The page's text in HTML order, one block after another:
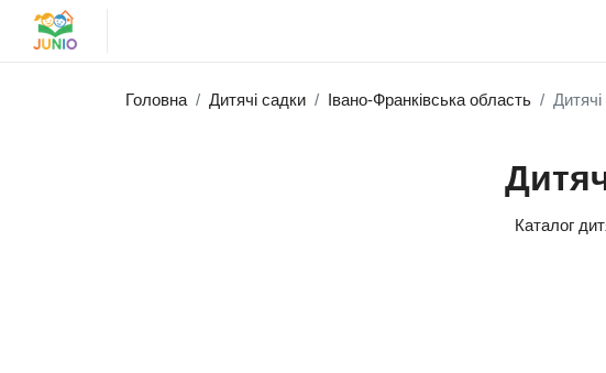
Головна Дитячі садки Івано-Франківська область
Каталог